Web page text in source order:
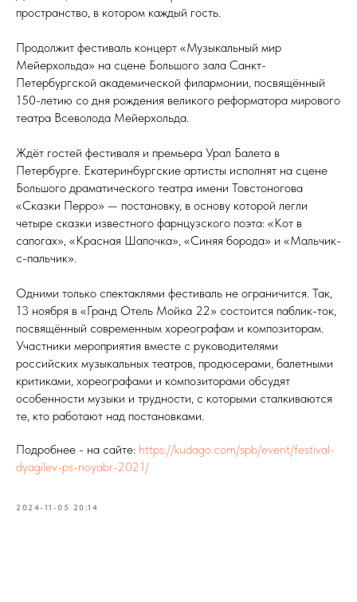
пространство, в котором каждый гость.
Продолжит фестиваль концерт «Музыкальный мир
Мейерхольда» на сцене Большого зала Санкт-
Петербургской академической филармонии, посвящённый
150-летию со дня рождения великого реформатора мирового
театра Всеволода Мейерхольда.
Ждёт гостей фестиваля и премьера Урал Балета в
Петербурге. Екатеринбургские артисты исполнят на сцене
Большого драматического театра имени Товстоногова
«Сказки Перро» — постановку, в основу которой легли
четыре сказки известного фарнцузского поэта: «Кот в
сапогах», «Красная Шапочка», «Синяя борода» и «Мальчик-
с-пальчик».
Одними только спектаклями фестиваль не ограничится. Так,
13 ноября в «Гранд Отель Мойка 22» состоится паблик-ток,
посвящённый современным хореографам и композиторам.
Участники мероприятия вместе с руководителями
российских музыкальных театров, продюсерами, балетными
критиками, хореографами и композиторами обсудят
особенности музыки и трудности, с которыми сталкиваются
те, кто работают над постановками.
Подробнее - на сайте: https://kudago.com/spb/event/festival-
dyagilev-ps-noyabr-2021/
2024-11-05 20:14